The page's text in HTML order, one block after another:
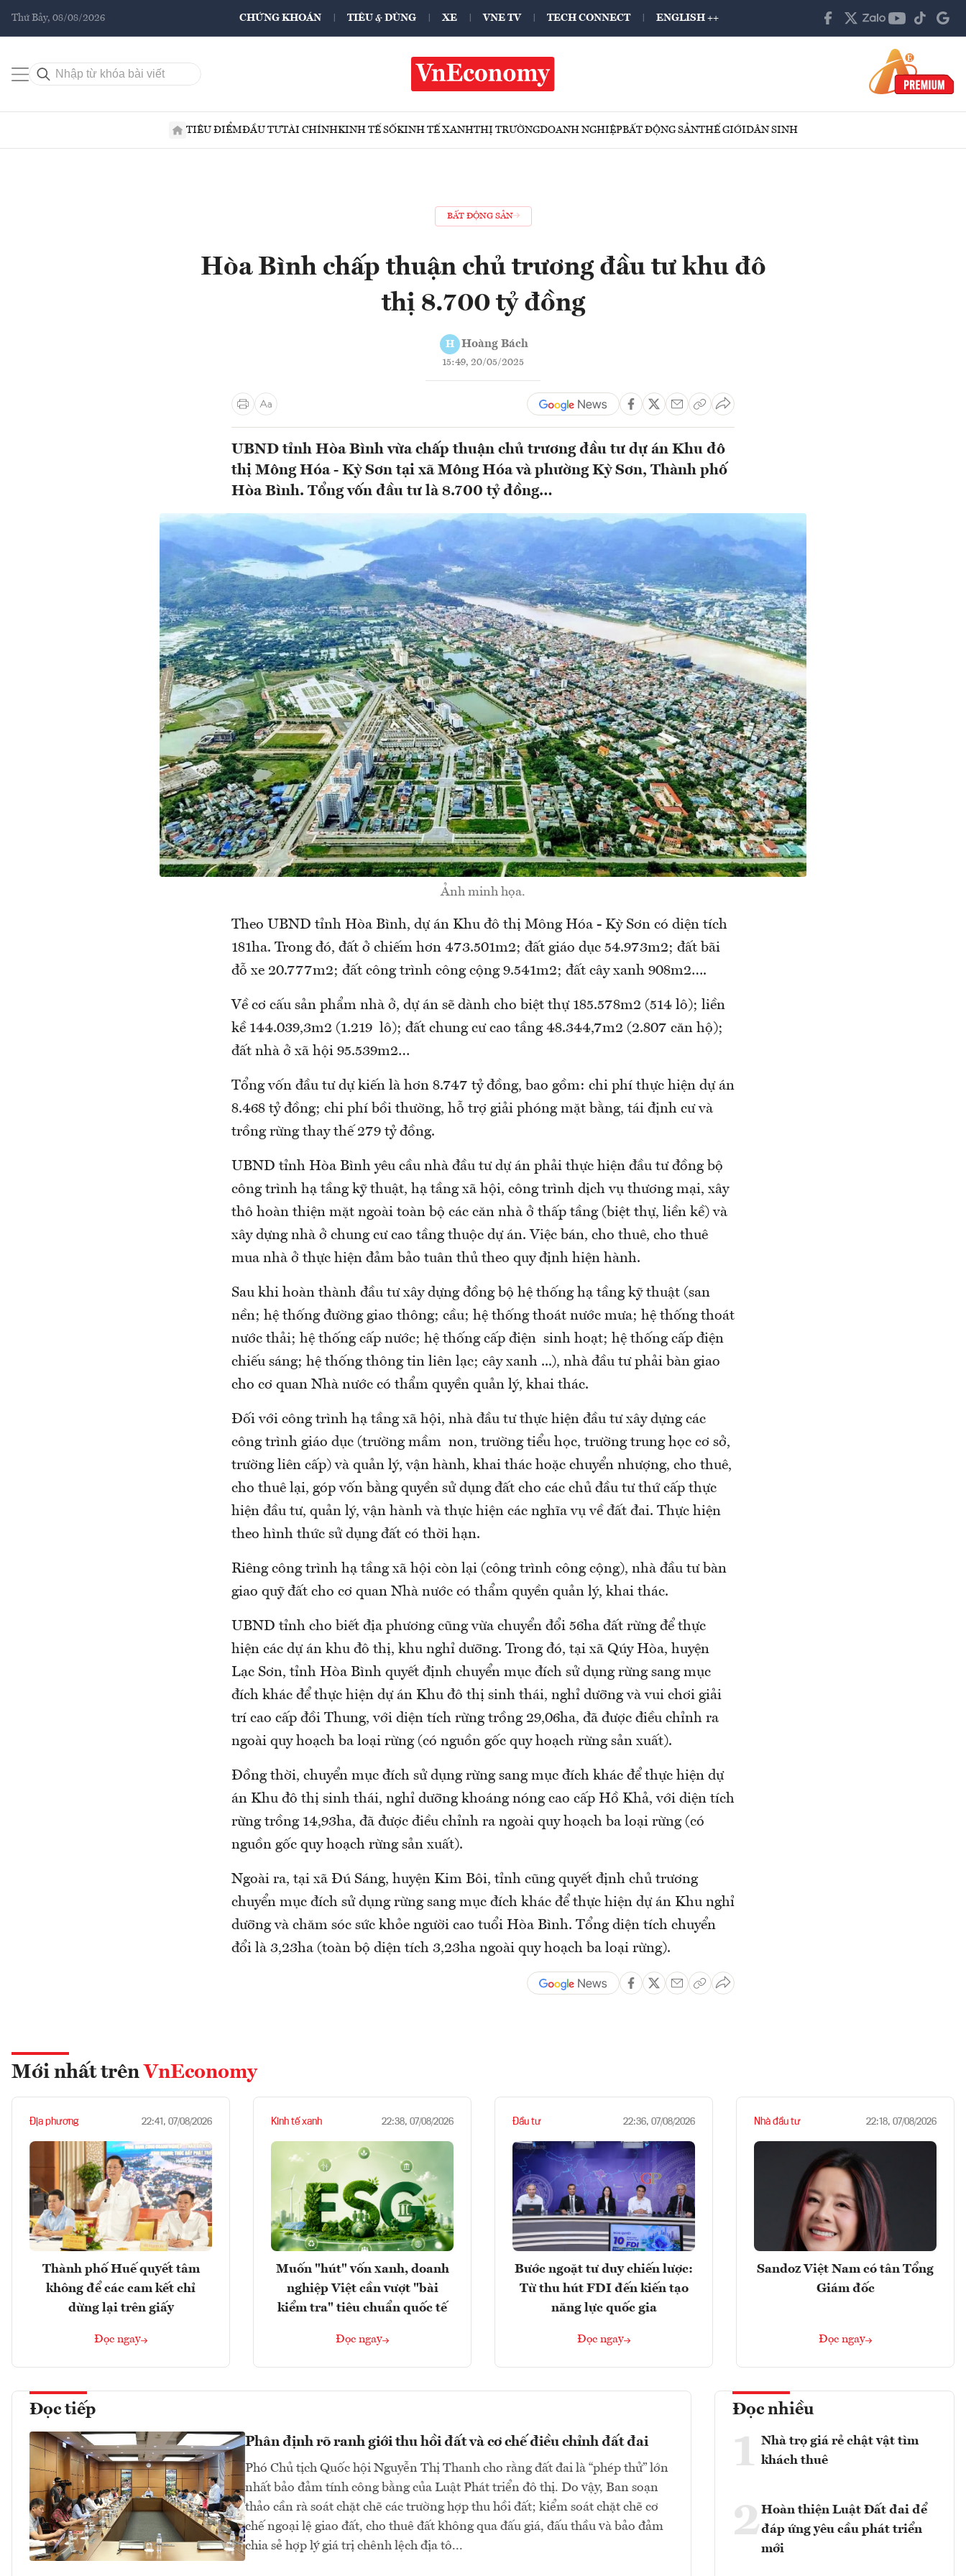
Thứ Bảy, 08/08/2026 CHỨNG KHOÁN TIÊU & DÙNG XE VNE TV TECH CONNECT ENGLISH ++
TIÊU ĐIỂMĐẦU TƯTÀI CHÍNHKINH TẾ SỐKINH TẾ XANHTHỊ TRƯỜNGDOANH NGHIỆPBẤT ĐỘNG SẢNTHẾ GIỚIDÂN SINH
BẤT ĐỘNG SẢN
Hòa Bình chấp thuận chủ trương đầu tư khu đô
thị 8.700 tỷ đồng
H Hoàng Bách
15:49, 20/05/2025
UBND tỉnh Hòa Bình vừa chấp thuận chủ trương đầu tư dự án Khu đô
thị Mông Hóa - Kỳ Sơn tại xã Mông Hóa và phường Kỳ Sơn, Thành phố
Hòa Bình. Tổng vốn đầu tư là 8.700 tỷ đồng…
Ảnh minh họa.
Theo UBND tỉnh Hòa Bình, dự án Khu đô thị Mông Hóa - Kỳ Sơn có diện tích
181ha. Trong đó, đất ở chiếm hơn 473.501m2; đất giáo dục 54.973m2; đất bãi
đỗ xe 20.777m2; đất công trình công cộng 9.541m2; đất cây xanh 908m2….
Về cơ cấu sản phẩm nhà ở, dự án sẽ dành cho biệt thự 185.578m2 (514 lô); liền
kề 144.039,3m2 (1.219 lô); đất chung cư cao tầng 48.344,7m2 (2.807 căn hộ);
đất nhà ở xã hội 95.539m2…
Tổng vốn đầu tư dự kiến là hơn 8.747 tỷ đồng, bao gồm: chi phí thực hiện dự án
8.468 tỷ đồng; chi phí bồi thường, hỗ trợ giải phóng mặt bằng, tái định cư và
trồng rừng thay thế 279 tỷ đồng.
UBND tỉnh Hòa Bình yêu cầu nhà đầu tư dự án phải thực hiện đầu tư đồng bộ
công trình hạ tầng kỹ thuật, hạ tầng xã hội, công trình dịch vụ thương mại, xây
thô hoàn thiện mặt ngoài toàn bộ các căn nhà ở thấp tầng (biệt thự, liền kề) và
xây dựng nhà ở chung cư cao tầng thuộc dự án. Việc bán, cho thuê, cho thuê
mua nhà ở thực hiện đảm bảo tuân thủ theo quy định hiện hành.
Sau khi hoàn thành đầu tư xây dựng đồng bộ hệ thống hạ tầng kỹ thuật (san
nền; hệ thống đường giao thông; cầu; hệ thống thoát nước mưa; hệ thống thoát
nước thải; hệ thống cấp nước; hệ thống cấp điện sinh hoạt; hệ thống cấp điện
chiếu sáng; hệ thống thông tin liên lạc; cây xanh ...), nhà đầu tư phải bàn giao
cho cơ quan Nhà nước có thẩm quyền quản lý, khai thác.
Đối với công trình hạ tầng xã hội, nhà đầu tư thực hiện đầu tư xây dựng các
công trình giáo dục (trường mầm non, trường tiểu học, trường trung học cơ sở,
trường liên cấp) và quản lý, vận hành, khai thác hoặc chuyển nhượng, cho thuê,
cho thuê lại, góp vốn bằng quyền sử dụng đất cho các chủ đầu tư thứ cấp thực
hiện đầu tư, quản lý, vận hành và thực hiện các nghĩa vụ về đất đai. Thực hiện
theo hình thức sử dụng đất có thời hạn.
Riêng công trình hạ tầng xã hội còn lại (công trình công cộng), nhà đầu tư bàn
giao quỹ đất cho cơ quan Nhà nước có thẩm quyền quản lý, khai thác.
UBND tỉnh cho biết địa phương cũng vừa chuyển đổi 56ha đất rừng để thực
hiện các dự án khu đô thị, khu nghỉ dưỡng. Trong đó, tại xã Qúy Hòa, huyện
Lạc Sơn, tỉnh Hòa Bình quyết định chuyển mục đích sử dụng rừng sang mục
đích khác để thực hiện dự án Khu đô thị sinh thái, nghỉ dưỡng và vui chơi giải
trí cao cấp đồi Thung, với diện tích rừng trồng 29,06ha, đã được điều chỉnh ra
ngoài quy hoạch ba loại rừng (có nguồn gốc quy hoạch rừng sản xuất).
Đồng thời, chuyển mục đích sử dụng rừng sang mục đích khác để thực hiện dự
án Khu đô thị sinh thái, nghỉ dưỡng khoáng nóng cao cấp Hồ Khả, với diện tích
rừng trồng 14,93ha, đã được điều chỉnh ra ngoài quy hoạch ba loại rừng (có
nguồn gốc quy hoạch rừng sản xuất).
Ngoài ra, tại xã Đú Sáng, huyện Kim Bôi, tỉnh cũng quyết định chủ trương
chuyển mục đích sử dụng rừng sang mục đích khác để thực hiện dự án Khu nghỉ
dưỡng và chăm sóc sức khỏe người cao tuổi Hòa Bình. Tổng diện tích chuyển
đổi là 3,23ha (toàn bộ diện tích 3,23ha ngoài quy hoạch ba loại rừng).
Mới nhất trên VnEconomy
Địa phương 22:41, 07/08/2026
Thành phố Huế quyết tâm
không để các cam kết chỉ
dừng lại trên giấy
Đọc ngay
Kinh tế xanh 22:38, 07/08/2026
Muốn "hút" vốn xanh, doanh
nghiệp Việt cần vượt "bài
kiểm tra" tiêu chuẩn quốc tế
Đọc ngay
Đầu tư 22:36, 07/08/2026
Bước ngoặt tư duy chiến lược:
Từ thu hút FDI đến kiến tạo
năng lực quốc gia
Đọc ngay
Nhà đầu tư 22:18, 07/08/2026
Sandoz Việt Nam có tân Tổng
Giám đốc
Đọc ngay
Đọc tiếp
Phân định rõ ranh giới thu hồi đất và cơ chế điều chỉnh đất đai
Phó Chủ tịch Quốc hội Nguyễn Thị Thanh cho rằng đất đai là “phép thử” lớn
nhất bảo đảm tính công bằng của Luật Phát triển đô thị. Do vậy, Ban soạn
thảo cần rà soát chặt chẽ các trường hợp thu hồi đất; kiểm soát chặt chẽ cơ
chế ngoại lệ giao đất, cho thuê đất không qua đấu giá, đấu thầu và bảo đảm
chia sẻ hợp lý giá trị chênh lệch địa tô...
Đọc nhiều
1 Nhà trọ giá rẻ chật vật tìm
khách thuê
2Hoàn thiện Luật Đất đai để
đáp ứng yêu cầu phát triển
mới